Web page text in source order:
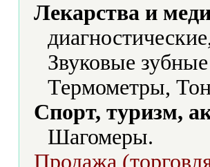
Лекарства и
Звуковые
Термометры,
Спорт, туризм,
Шагомеры.
Продажа